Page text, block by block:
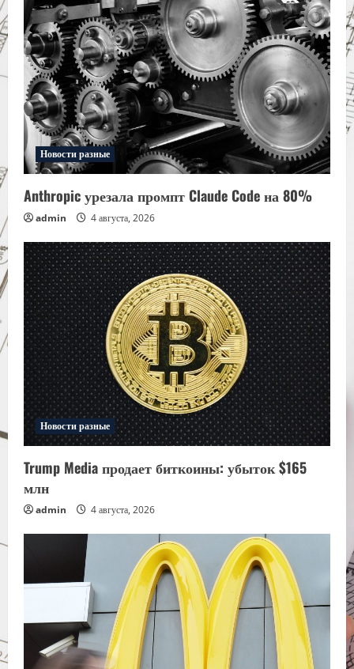
Новости разные
Anthropic урезала промпт Claude Code на 80%
admin 4 августа, 2026
Новости разные
Trump Media продает биткоины: убыток $165
млн
admin 4 августа, 2026